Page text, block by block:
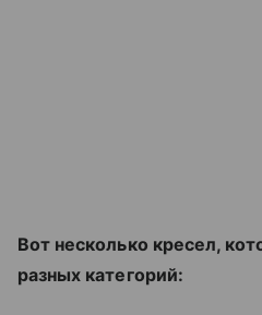
Вот несколько кресел,
разных категорий: